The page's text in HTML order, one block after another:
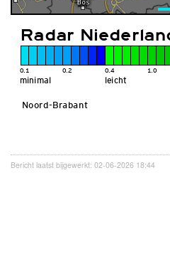
Bericht laatst bijgewerkt: 02-06-2026 18:44